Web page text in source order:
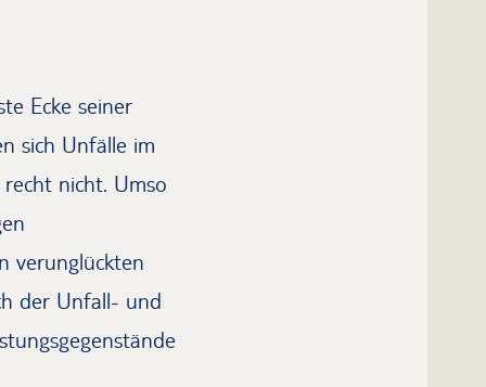
Ecke seiner
sich Unfälle im
nicht. Umso
verunglückten
der Unfall- und